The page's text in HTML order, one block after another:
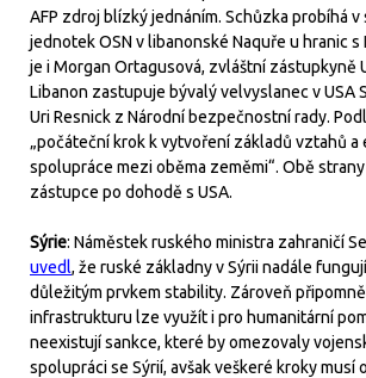
AFP zdroj blízký jednáním. Schůzka probíhá v
jednotek OSN v libanonské Naquře u hranic s
je i Morgan Ortagusová, zvláštní zástupkyně
Libanon zastupuje bývalý velvyslanec v USA
Uri Resnick z Národní bezpečnostní rady.
„počáteční krok k vytvoření základů vztahů a
spolupráce mezi oběma zeměmi“. Obě
zástupce po dohodě s USA.
Sýrie: Náměstek ruského ministra zahraničí
uvedl, že ruské základny v Sýrii nadále
důležitým prvkem stability. Zároveň
infrastrukturu lze využít i pro humanitární
neexistují sankce, které by omezovaly
spolupráci se Sýrií, avšak veškeré kroky musí